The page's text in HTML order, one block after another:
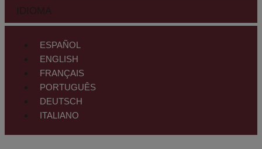
IDIOMA
ESPAÑOL
ENGLISH
FRANÇAIS
PORTUGUÊS
DEUTSCH
ITALIANO